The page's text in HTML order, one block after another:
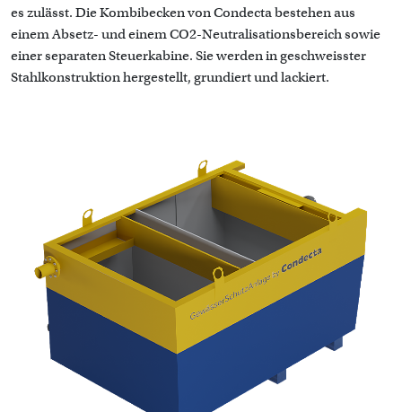
es zulässt. Die Kombibecken von Condecta bestehen aus
einem Absetz- und einem CO2-Neutralisationsbereich sowie
einer separaten Steuerkabine. Sie werden in geschweisster
Stahlkonstruktion hergestellt, grundiert und lackiert.